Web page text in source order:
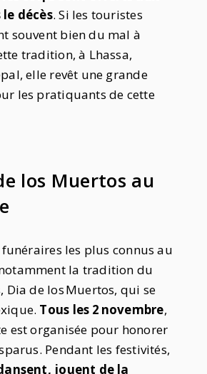
décès. Si les touristes
souvent bien du mal à
tradition, à Lhassa,
elle revêt une grande
les pratiquants de cette
los Muertos au
les plus connus au
la tradition du
Dia de los Muertos, qui se
Tous les 2 novembre,
est organisée pour honorer
Pendant les festivités,
jouent de la